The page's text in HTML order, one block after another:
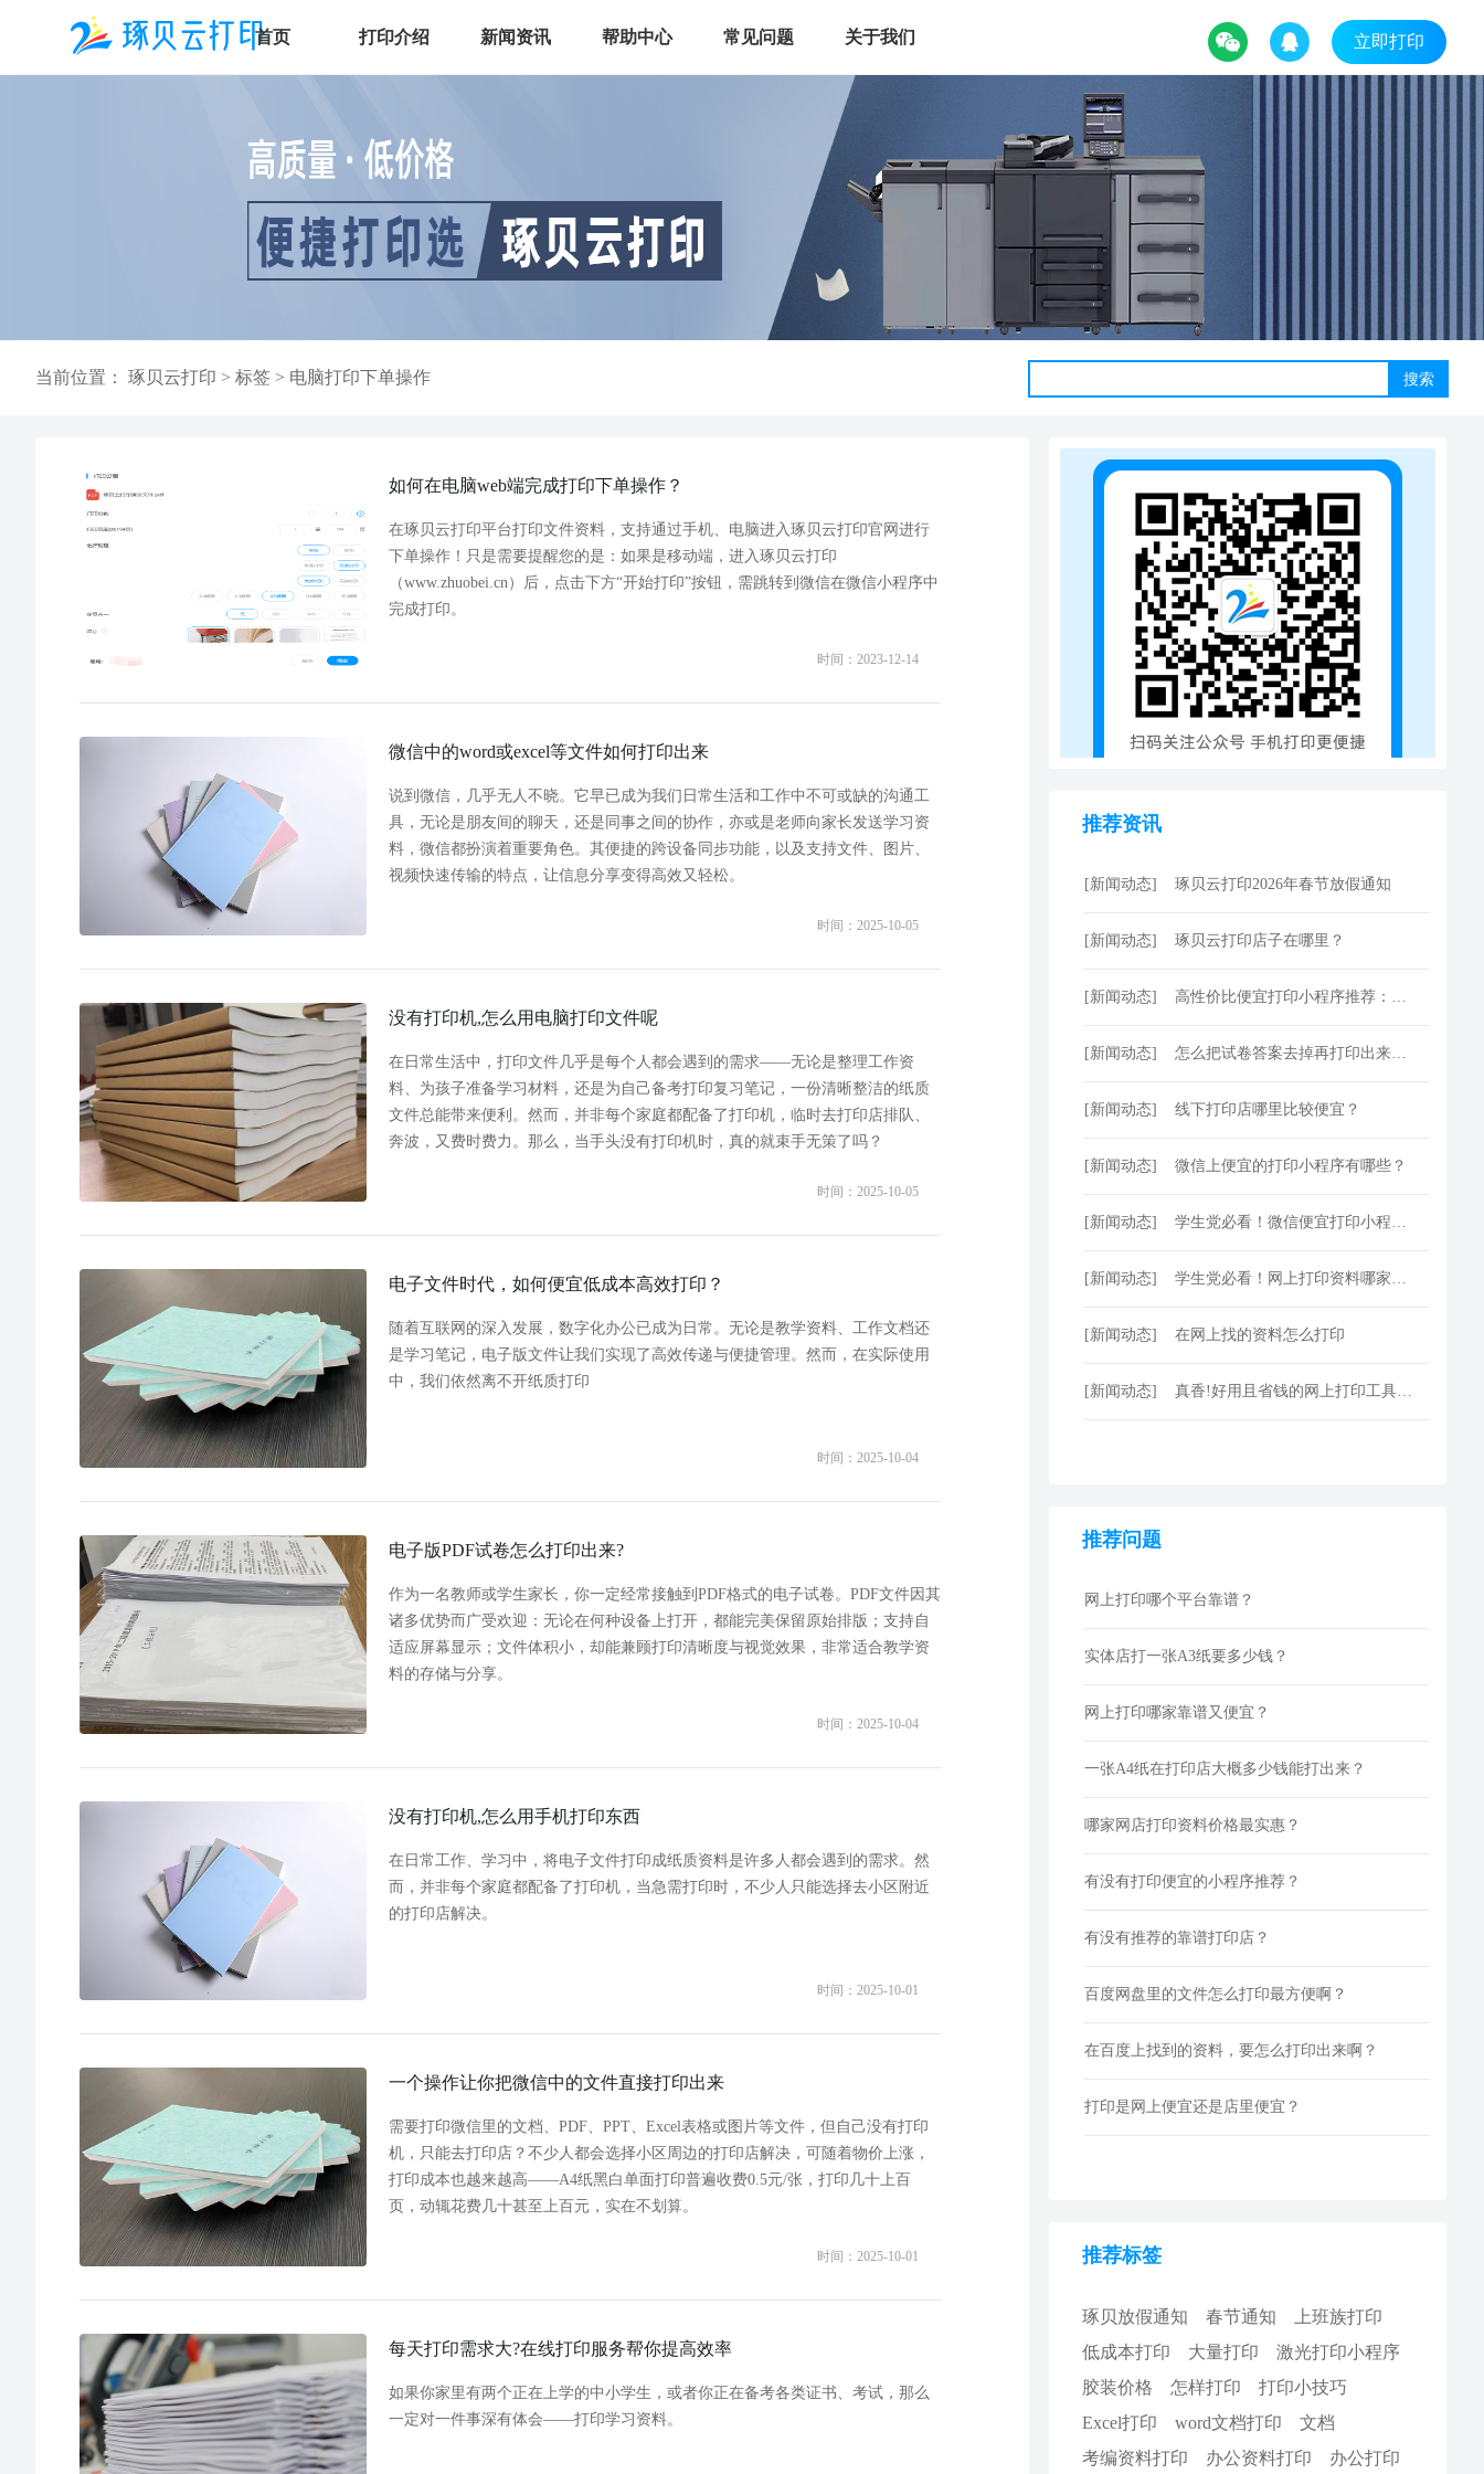
首页 打印介绍 新闻资讯 帮助中心 常见问题 关于我们 立即打印
当前位置： 琢贝云打印 > 标签 > 电脑打印下单操作 搜索
如何在电脑web端完成打印下单操作？
在琢贝云打印平台打印文件资料，支持通过手机、电脑进入琢贝云打印官网进行
下单操作！只是需要提醒您的是：如果是移动端，进入琢贝云打印
（www.zhuobei.cn）后，点击下方“开始打印”按钮，需跳转到微信在微信小程序中
完成打印。
时间：2023-12-14
微信中的word或excel等文件如何打印出来
说到微信，几乎无人不晓。它早已成为我们日常生活和工作中不可或缺的沟通工
具，无论是朋友间的聊天，还是同事之间的协作，亦或是老师向家长发送学习资
料，微信都扮演着重要角色。其便捷的跨设备同步功能，以及支持文件、图片、
视频快速传输的特点，让信息分享变得高效又轻松。
时间：2025-10-05
没有打印机,怎么用电脑打印文件呢
在日常生活中，打印文件几乎是每个人都会遇到的需求——无论是整理工作资
料、为孩子准备学习材料，还是为自己备考打印复习笔记，一份清晰整洁的纸质
文件总能带来便利。然而，并非每个家庭都配备了打印机，临时去打印店排队、
奔波，又费时费力。那么，当手头没有打印机时，真的就束手无策了吗？
时间：2025-10-05
电子文件时代，如何便宜低成本高效打印？
随着互联网的深入发展，数字化办公已成为日常。无论是教学资料、工作文档还
是学习笔记，电子版文件让我们实现了高效传递与便捷管理。然而，在实际使用
中，我们依然离不开纸质打印
时间：2025-10-04
电子版PDF试卷怎么打印出来?
作为一名教师或学生家长，你一定经常接触到PDF格式的电子试卷。PDF文件因其
诸多优势而广受欢迎：无论在何种设备上打开，都能完美保留原始排版；支持自
适应屏幕显示；文件体积小，却能兼顾打印清晰度与视觉效果，非常适合教学资
料的存储与分享。
时间：2025-10-04
没有打印机,怎么用手机打印东西
在日常工作、学习中，将电子文件打印成纸质资料是许多人都会遇到的需求。然
而，并非每个家庭都配备了打印机，当急需打印时，不少人只能选择去小区附近
的打印店解决。
时间：2025-10-01
一个操作让你把微信中的文件直接打印出来
需要打印微信里的文档、PDF、PPT、Excel表格或图片等文件，但自己没有打印
机，只能去打印店？不少人都会选择小区周边的打印店解决，可随着物价上涨，
打印成本也越来越高——A4纸黑白单面打印普遍收费0.5元/张，打印几十上百
页，动辄花费几十甚至上百元，实在不划算。
时间：2025-10-01
每天打印需求大?在线打印服务帮你提高效率
如果你家里有两个正在上学的中小学生，或者你正在备考各类证书、考试，那么
一定对一件事深有体会——打印学习资料。
推荐资讯
[新闻动态] 琢贝云打印2026年春节放假通知
[新闻动态] 琢贝云打印店子在哪里？
[新闻动态] 高性价比便宜打印小程序推荐：在线下单、低价快印、全国包邮
[新闻动态] 怎么把试卷答案去掉再打印出来？一招搞定，还省下打印费！
[新闻动态] 线下打印店哪里比较便宜？
[新闻动态] 微信上便宜的打印小程序有哪些？
[新闻动态] 学生党必看！微信便宜打印小程序：论文打印100页仅5元
[新闻动态] 学生党必看！网上打印资料哪家便宜？低至3分/页
[新闻动态] 在网上找的资料怎么打印
[新闻动态] 真香!好用且省钱的网上打印工具推荐
推荐问题
网上打印哪个平台靠谱？
实体店打一张A3纸要多少钱？
网上打印哪家靠谱又便宜？
一张A4纸在打印店大概多少钱能打出来？
哪家网店打印资料价格最实惠？
有没有打印便宜的小程序推荐？
有没有推荐的靠谱打印店？
百度网盘里的文件怎么打印最方便啊？
在百度上找到的资料，要怎么打印出来啊？
打印是网上便宜还是店里便宜？
推荐标签
琢贝放假通知 春节通知
上班族打印
低成本打印
大量打印
激光打印小程序
胶装价格
怎样打印
打印小技巧
Excel打印
word文档打印
文档
考编资料打印
办公资料打印
办公打印